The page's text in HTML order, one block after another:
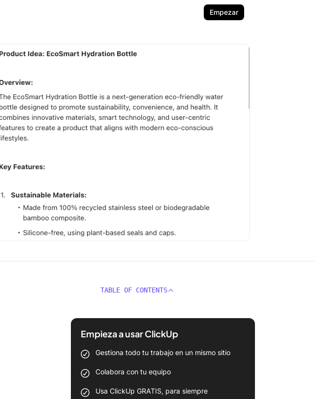
Empezar
TABLE OF CONTENTS
Empieza a usar ClickUp
Gestiona todo tu trabajo en un mismo sitio
Colabora con tu equipo
Usa ClickUp GRATIS, para siempre